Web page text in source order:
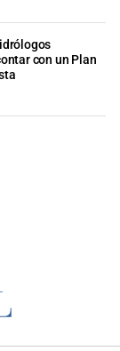
con un Plan